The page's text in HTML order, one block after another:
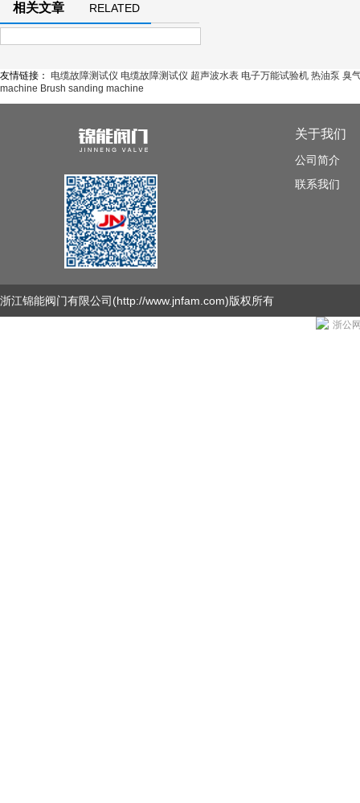
相关文章
RELATED
ARTICLE
友情链接： 电缆故障测试仪 电缆故障测试仪 超声波水表 电子万能试验机 热油泵 臭
machine Brush sanding machine
关于我们
公司简介
联系我们
浙江锦能阀门有限公司 (http://www.jnfam.com)版权所有
浙公